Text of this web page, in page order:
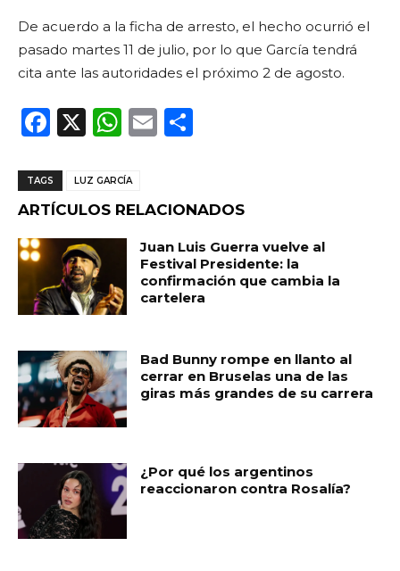
De acuerdo a la ficha de arresto, el hecho ocurrió el
pasado martes 11 de julio, por lo que García tendrá
cita ante las autoridades el próximo 2 de agosto.
F
c
e
b
o
o
k
X
W
a
ts
A
p
E
l
p
ar
ti
r
TAGS LUZ GARCÍA
ARTÍCULOS RELACIONADOS
Juan Luis Guerra vuelve al
Festival Presidente: la
confirmación que cambia la
cartelera
Bad Bunny rompe en llanto al
cerrar en Bruselas una de las
giras más grandes de su carrera
¿Por qué los argentinos
reaccionaron contra Rosalía?